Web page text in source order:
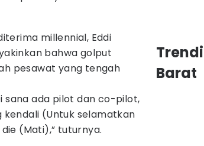
millennial, Eddi
bahwa golput
pesawat yang tengah
sana ada pilot dan co-pilot,
kendali (Untuk selamatkan
(Mati),” tuturnya.
Barat